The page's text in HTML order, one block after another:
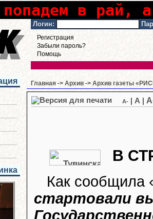
в рай,
Логин:
Регистрация
Забыли пароль?
Помощь
Главная -> Архив -> Архив газеты
A- A
В
Как
стартовали